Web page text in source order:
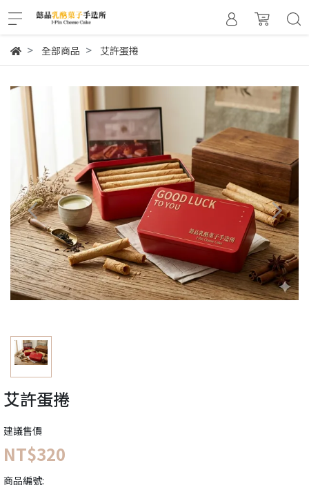
全部商品 艾許蛋捲
艾許蛋捲
建議售價
NT$320
商品編號: